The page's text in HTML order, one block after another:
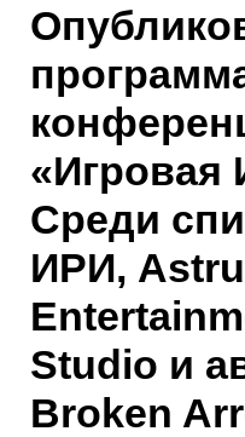
«Игровая
Среди
ИРИ,
Studio и
Broken